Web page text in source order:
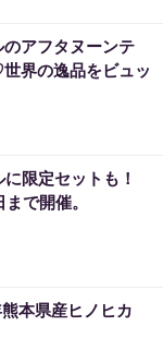
のアフタヌーンテ
界の逸品をビュッ
限定セットも！
で開催。
本県産ヒノヒカ